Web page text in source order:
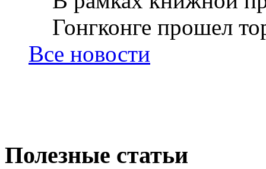
Гонгконге прошел
Все новости
Полезные статьи